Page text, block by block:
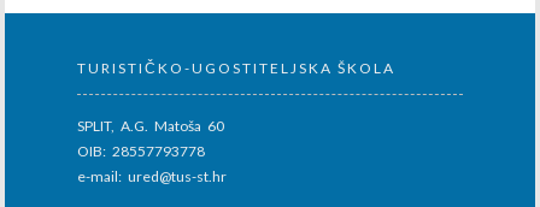
TURISTIČKO-UGOSTITELJSKA ŠKOLA
SPLIT, A.G. Matoša 60
OIB: 28557793778
e-mail: ured@tus-st.hr